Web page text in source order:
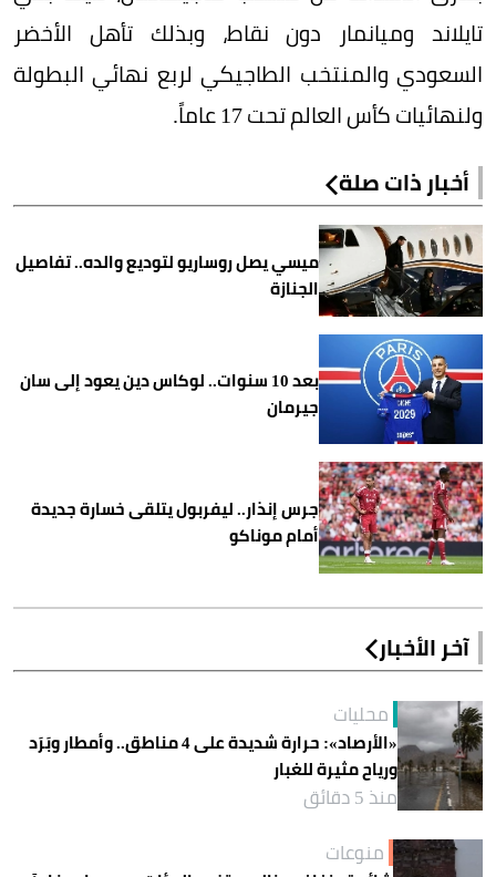
تايلاند وميانمار دون نقاط، وبذلك تأهل اﻷخضر
السعودي والمنتخب الطاجيكي لربع نهائي البطولة
ولنهائيات كأس العالم تحت 17 عاماً.
أخبار ذات صلة
ميسي يصل روساريو لتوديع والده.. تفاصيل
الجنازة
بعد 10 سنوات.. لوكاس دين يعود إلى سان
جيرمان
جرس إنذار.. ليفربول يتلقى خسارة جديدة
أمام موناكو
آخر الأخبار
محليات
«الأرصاد»: حرارة شديدة على 4 مناطق.. وأمطار وبَرَد
ورياح مثيرة للغبار
منذ 5 دقائق
منوعات